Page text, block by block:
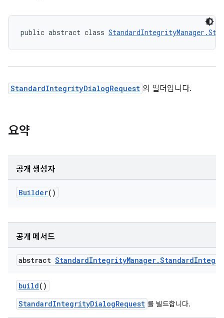
public abstract class
StandardIntegrityDialogRequest 의 빌더입니다.
요약
공개 생성자
Builder()
공개 메서드
abstract StandardIntegrityManager.Standard
build()
StandardIntegrityDialogRequest 를 빌드합니다.